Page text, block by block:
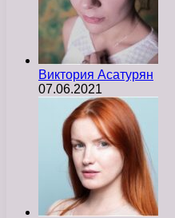
Виктория Асатурян
07.06.2021